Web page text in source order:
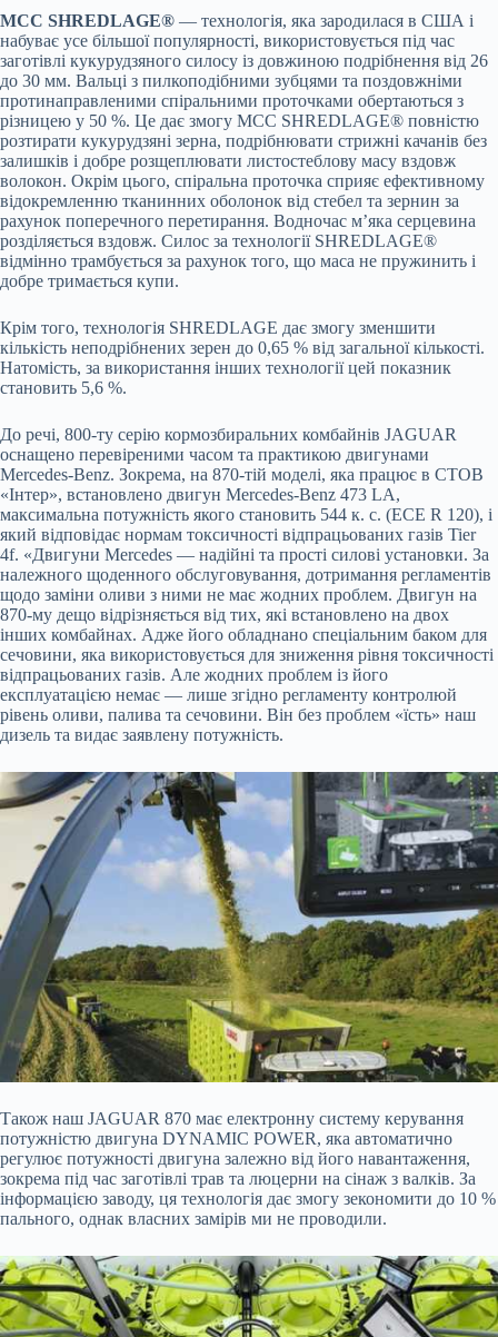
MCC SHREDLAGE® — технологія, яка зародилася в США і
набуває усе більшої популярності, використовується під час
заготівлі кукурудзяного силосу із довжиною подрібнення від 26
до 30 мм. Вальці з пилкоподібними зубцями та поздовжніми
протинаправленими спіральними проточками обертаються з
різницею у 50 %. Це дає змогу MCC SHREDLAGE® повністю
розтирати кукурудзяні зерна, подрібнювати стрижні качанів без
залишків і добре розщеплювати листостеблову масу вздовж
волокон. Окрім цього, спіральна проточка сприяє ефективному
відокремленню тканинних оболонок від стебел та зернин за
рахунок поперечного перетирання. Водночас м’яка серцевина
розділяється вздовж. Силос за технології SHREDLAGE®
відмінно трамбується за рахунок того, що маса не пружинить і
добре тримається купи.
Крім того, технологія SHREDLAGE дає змогу зменшити
кількість неподрібнених зерен до 0,65 % від загальної кількості.
Натомість, за використання інших технології цей показник
становить 5,6 %.
До речі, 800-ту серію кормозбиральних комбайнів JAGUAR
оснащено перевіреними часом та практикою двигунами
Mercedes-Benz. Зокрема, на 870-тій моделі, яка працює в СТОВ
«Інтер», встановлено двигун Mercedes-Benz 473 LA,
максимальна потужність якого становить 544 к. с. (ECЕ R 120), і
який відповідає нормам токсичності відпрацьованих газів Tier
4f. «Двигуни Mercedes — надійні та прості силові установки. За
належного щоденного обслуговування, дотримання регламентів
щодо заміни оливи з ними не має жодних проблем. Двигун на
870-му дещо відрізняється від тих, які встановлено на двох
інших комбайнах. Адже його обладнано спеціальним баком для
сечовини, яка використовується для зниження рівня токсичності
відпрацьованих газів. Але жодних проблем із його
експлуатацією немає — лише згідно регламенту контролюй
рівень оливи, палива та сечовини. Він без проблем «їсть» наш
дизель та видає заявлену потужність.
Також наш JAGUAR 870 має електронну систему керування
потужністю двигуна DYNAMIC POWER, яка автоматично
регулює потужності двигуна залежно від його навантаження,
зокрема під час заготівлі трав та люцерни на сінаж з валків. За
інформацією заводу, ця технологія дає змогу зекономити до 10 %
пального, однак власних замірів ми не проводили.